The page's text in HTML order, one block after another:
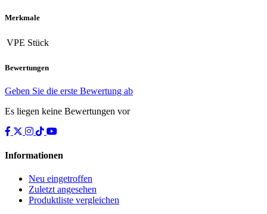
Merkmale
VPE Stück
Bewertungen
Geben Sie die erste Bewertung ab
Es liegen keine Bewertungen vor
Informationen
Neu eingetroffen
Zuletzt angesehen
Produktliste vergleichen